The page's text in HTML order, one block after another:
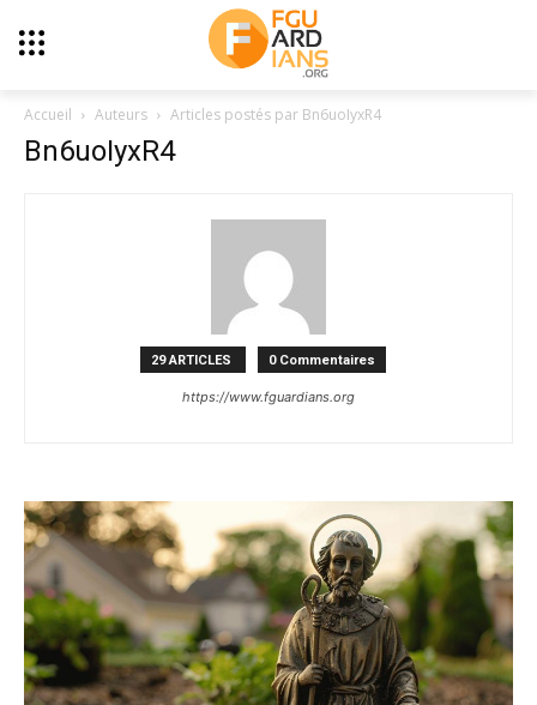
Accueil Auteurs Articles postés par Bn6uoIyxR4
Bn6uoIyxR4
29 ARTICLES 0 Commentaires
https://www.fguardians.org